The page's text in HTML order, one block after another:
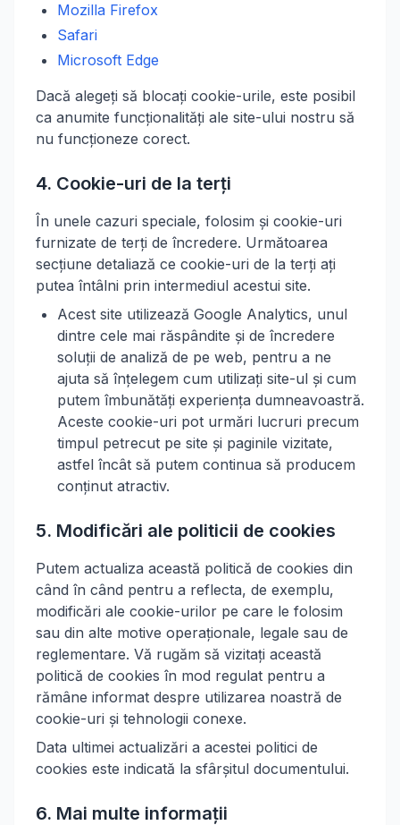
Mozilla Firefox
Safari
Microsoft Edge
Dacă alegeți să blocați cookie-urile, este posibil
ca anumite funcționalități ale site-ului nostru să
nu funcționeze corect.
4. Cookie-uri de la terți
În unele cazuri speciale, folosim și cookie-uri
furnizate de terți de încredere. Următoarea
secțiune detaliază ce cookie-uri de la terți ați
putea întâlni prin intermediul acestui site.
Acest site utilizează Google Analytics, unul
dintre cele mai răspândite și de încredere
soluții de analiză de pe web, pentru a ne
ajuta să înțelegem cum utilizați site-ul și cum
putem îmbunătăți experiența dumneavoastră.
Aceste cookie-uri pot urmări lucruri precum
timpul petrecut pe site și paginile vizitate,
astfel încât să putem continua să producem
conținut atractiv.
5. Modificări ale politicii de cookies
Putem actualiza această politică de cookies din
când în când pentru a reflecta, de exemplu,
modificări ale cookie-urilor pe care le folosim
sau din alte motive operaționale, legale sau de
reglementare. Vă rugăm să vizitați această
politică de cookies în mod regulat pentru a
rămâne informat despre utilizarea noastră de
cookie-uri și tehnologii conexe.
Data ultimei actualizări a acestei politici de
cookies este indicată la sfârșitul documentului.
6. Mai multe informații